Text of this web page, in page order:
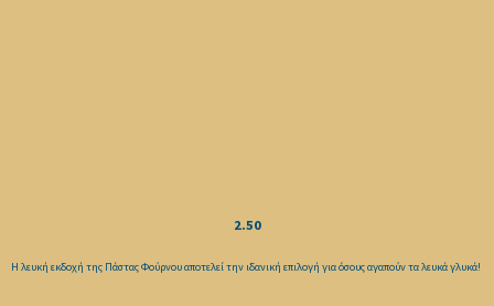
2.50
Η λευκή εκδοχή της Πάστας Φούρνου αποτελεί την ιδανική επιλογή για όσους αγαπούν τα λευκά γλυκά!